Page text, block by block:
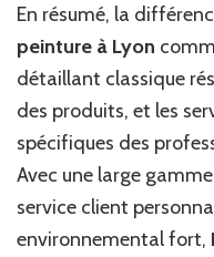
En résumé, la
peinture à Lyon
détaillant classique
des produits, et les
spécifiques des
Avec une large
service client
environnemental fort,